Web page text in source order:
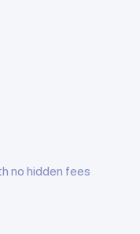
no hidden fees